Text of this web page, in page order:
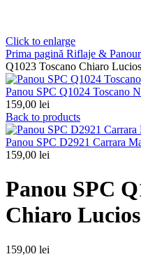
Click to enlarge
Prima pagină Riflaje &
Q1023 Toscano Chiaro
Panou SPC Q1024 Toscano
159,00 lei
Back to products
Panou SPC D2921 Carrara
159,00 lei
Panou SPC
Chiaro
159,00 lei